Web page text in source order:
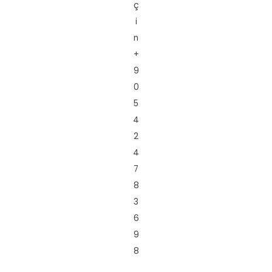
ç
i
n
+
9
0
5
4
2
4
7
8
3
6
9
8